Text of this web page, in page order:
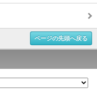
ページの先頭へ戻る